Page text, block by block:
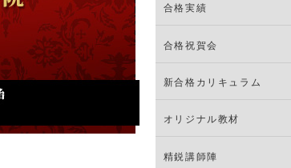
合格実績
合格祝賀会
新合格カリキュラム
オリジナル教材
精鋭講師陣